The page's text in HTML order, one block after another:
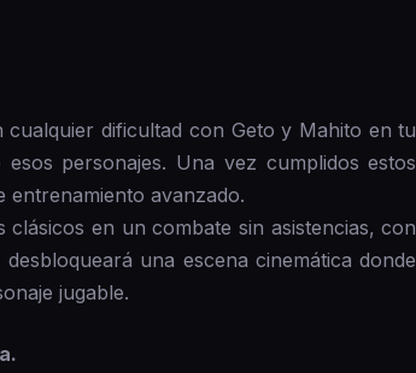
dificultad con Geto y Mahito en tu
personajes. Una vez cumplidos estos
entrenamiento avanzado.
en un combate sin asistencias, con
una escena cinemática donde
jugable.